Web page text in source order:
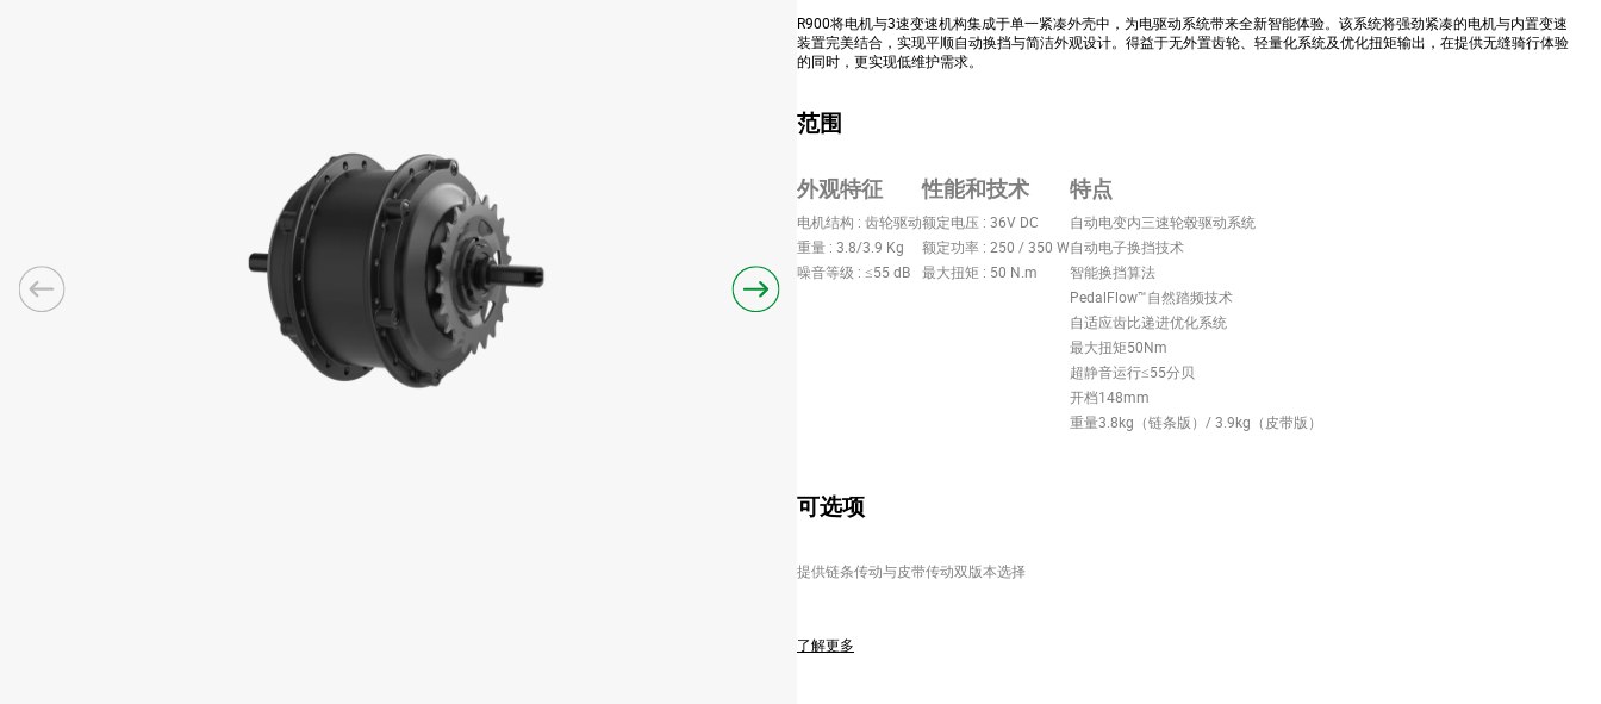
R900将电机与3速变速机构集成于单一紧凑外壳中，为电驱动系统带来全新智能体验。该系统将强劲紧凑的电机与内置变速
装置完美结合，实现平顺自动换挡与简洁外观设计。得益于无外置齿轮、轻量化系统及优化扭矩输出，在提供无缝骑行体验
的同时，更实现低维护需求。
范围
外观特征
电机结构 : 齿轮驱动
重量 : 3.8/3.9 Kg
噪音等级 : ≤55 dB
性能和技术
额定电压 : 36V DC
额定功率 : 250 / 350 W
最大扭矩 : 50 N.m
特点
自动电变内三速轮毂驱动系统
自动电子换挡技术
智能换挡算法
PedalFlow™自然踏频技术
自适应齿比递进优化系统
最大扭矩50Nm
超静音运行≤55分贝
开档148mm
重量3.8kg（链条版）/ 3.9kg（皮带版）
可选项
提供链条传动与皮带传动双版本选择
了解更多